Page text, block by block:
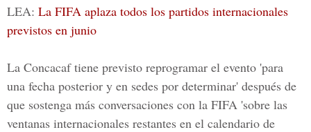
LEA: La FIFA aplaza todos los partidos internacionales
previstos en junio
La Concacaf tiene previsto reprogramar el evento 'para
una fecha posterior y en sedes por determinar' después de
que sostenga más conversaciones con la FIFA 'sobre las
ventanas internacionales restantes en el calendario de